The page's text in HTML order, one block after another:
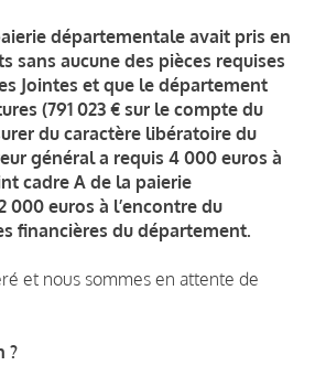
départementale avait pris en
sans aucune des pièces requises
Jointes et que le département
(791 023 € sur le compte du
du caractère libératoire du
général a requis 4 000 euros à
cadre A de la paierie
000 euros à l’encontre du
financières du département.
et nous sommes en attente de
?